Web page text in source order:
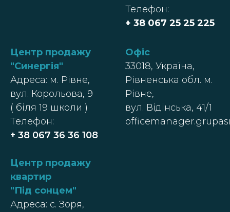
Телефон:
+ 38 067 25 25 225
Центр продажу
"Синергія"
Адреса: м. Рівне,
вул. Корольова, 9
( біля 19 школи )
Телефон:
+ 38 067 36 36 108
Центр продажу
квартир
"Під сонцем"
Адреса: с. Зоря,
Офіс
33018, Україна,
Рівненська обл. м.
Рівне,
вул. Відінська, 41/1